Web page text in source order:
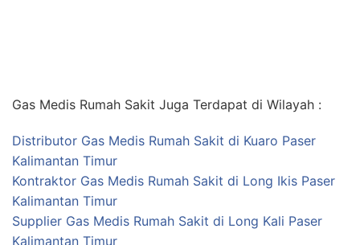
Gas Medis Rumah Sakit Juga Terdapat di Wilayah :
Distributor Gas Medis Rumah Sakit di Kuaro Paser
Kalimantan Timur
Kontraktor Gas Medis Rumah Sakit di Long Ikis Paser
Kalimantan Timur
Supplier Gas Medis Rumah Sakit di Long Kali Paser
Kalimantan Timur